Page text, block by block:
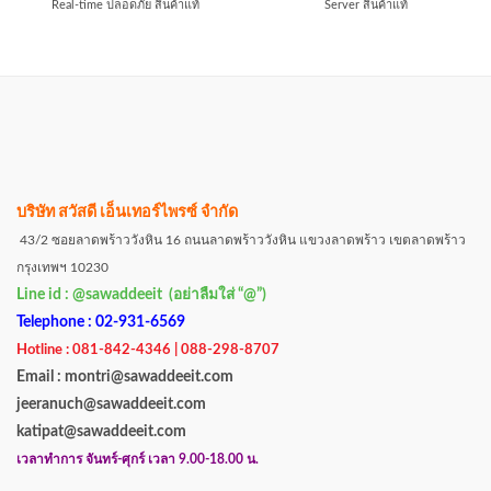
Real-time ปลอดภัย สินค้าแท้ Server สินค้าแท้
บริษัท สวัสดี เอ็นเทอร์ไพรซ์ จำกัด
43/2 ซอยลาดพร้าววังหิน 16 ถนนลาดพร้าววังหิน แขวงลาดพร้าว เขตลาดพร้าว
กรุงเทพฯ 10230
Line id : @sawaddeeit (อย่าลืมใส่ “@”)
Telephone : 02-931-6569
Hotline : 081-842-4346 | 088-298-8707
Email : montri@sawaddeeit.com
jeeranuch@sawaddeeit.com
katipat@sawaddeeit.com
เวลาทำการ จันทร์-ศุกร์ เวลา 9.00-18.00 น.